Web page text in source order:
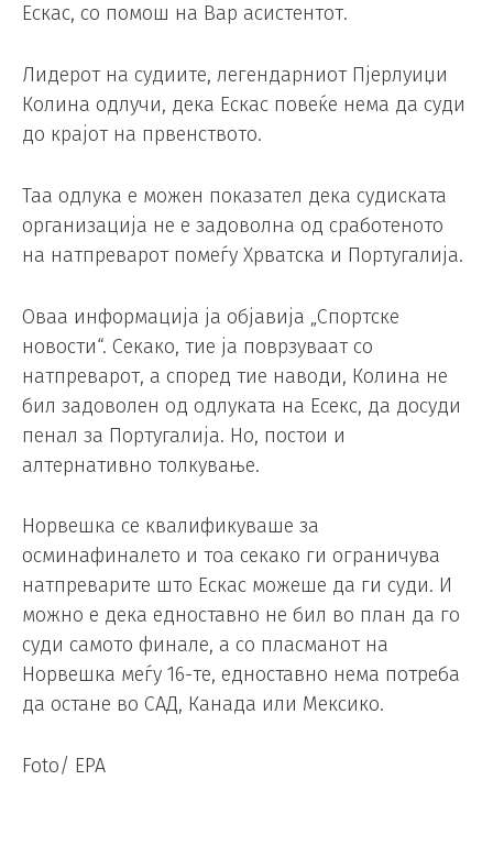
Ескас, со помош на Вар асистентот.
Лидерот на судиите, легендарниот Пјерлуиџи
Колина одлучи, дека Ескас повеќе нема да суди
до крајот на првенството.
Таа одлука е можен показател дека судиската
организација не е задоволна од сработеното
на натпреварот помеѓу Хрватска и Португалија.
Оваа информација ја објавија „Спортске
новости“. Секако, тие ја поврзуваат со
натпреварот, а според тие наводи, Колина не
бил задоволен од одлуката на Есекс, да досуди
пенал за Португалија. Но, постои и
алтернативно толкување.
Норвешка се квалификуваше за
осминафиналето и тоа секако ги ограничува
натпреварите што Ескас можеше да ги суди. И
можно е дека едноставно не бил во план да го
суди самото финале, а со пласманот на
Норвешка меѓу 16-те, едноставно нема потреба
да остане во САД, Канада или Мексико.
Foto/ EPA